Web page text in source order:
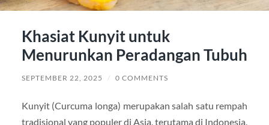
Khasiat Kunyit untuk
Menurunkan Peradangan Tubuh
SEPTEMBER 22, 2025 / 0 COMMENTS
Kunyit (Curcuma longa) merupakan salah satu rempah
tradisional yang populer di Asia, terutama di Indonesia,